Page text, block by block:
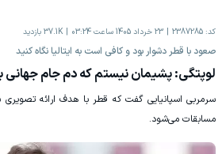
کد: 2387285 23 خرداد 1405 ساعت 03:24 37.1K بازدید
صعود با قطر دشوار بود و کافی است به ایتالیا نگاه کنید
لوپتگی: پشیمان نیستم که دم جام جهانی
سرمربی اسپانیایی گفت که قطر با هدف ارائه تصویری
مسابقات می‌شود.